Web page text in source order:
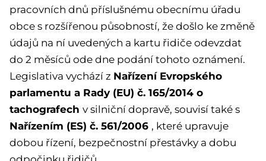
pracovních dnů příslušnému obecnímu úřadu
obce s rozšířenou působností, že došlo ke změně
údajů na ní uvedených a kartu řidiče odevzdat
do 2 měsíců ode dne podání tohoto oznámení.
Legislativa vychází z Nařízení Evropského
parlamentu a Rady (EU) č. 165/2014 o
tachografech v silniční dopravě, souvisí také s
Nařízením (ES) č. 561/2006 , které upravuje
dobou řízení, bezpečnostní přestávky a dobu